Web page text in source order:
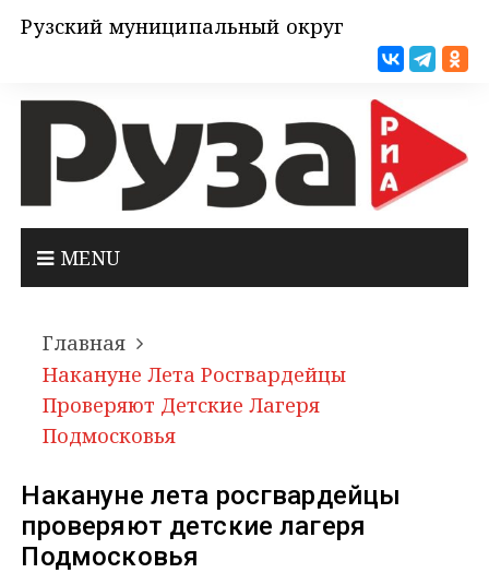
Рузский муниципальный округ
MENU
Главная
Накануне Лета Росгвардейцы
Проверяют Детские Лагеря
Подмосковья
Накануне лета росгвардейцы
проверяют детские лагеря
Подмосковья